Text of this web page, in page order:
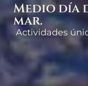
Medio día
mar.
Actividades